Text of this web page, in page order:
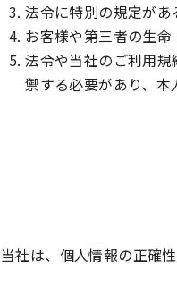
法令に特別の規定があ
お客様や第三者の生
法令や当社のご利用
禦する必要があり、
当社は、個人情報の正確